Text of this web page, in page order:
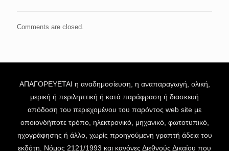
Comments are closed.
ΑΠΑΓΟΡΕΥΕΤΑΙ η αναδημοσίευση, η αναπαραγωγή, ολική,
μερική ή περιληπτική ή κατά παράφραση ή διασκευή
απόδοση του περιεχομένου του παρόντος web site με
οποιονδήποτε τρόπο, ηλεκτρονικό, μηχανικό, φωτοτυπικό,
ηχογράφησης ή άλλο, χωρίς προηγούμενη γραπτή άδεια του
εκδότη. Νόμος 2121/1993 και κανόνες Διεθνούς Δικαίου που